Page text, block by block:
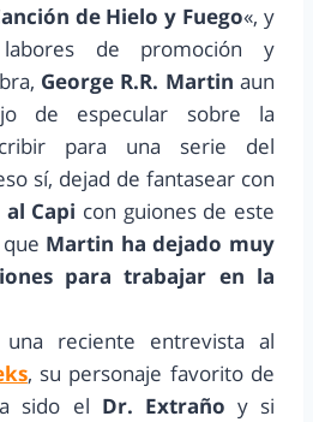
de Hielo y Fuego«, y
de promoción y
George R.R. Martin aun
de especular sobre la
para una serie del
sí, dejad de fantasear con
Capi con guiones de este
Martin ha dejado muy
para trabajar en la
reciente entrevista al
, su personaje favorito de
sido el Dr. Extraño y si